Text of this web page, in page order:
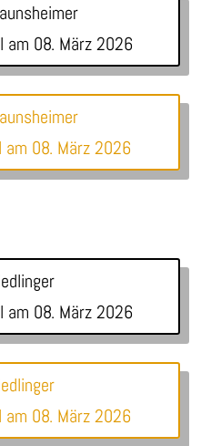
am 08. März 2026
am 08. März 2026
am 08. März 2026
am 08. März 2026